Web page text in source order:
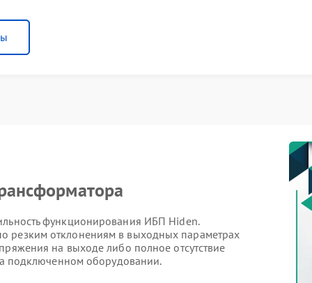
функционирования ИБП Hiden.
резким отклонениям в выходных параметрах
на выходе либо полное отсутствие
подключенном оборудовании.